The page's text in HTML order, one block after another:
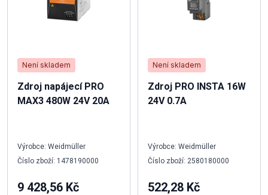
Není skladem
Zdroj napájecí PRO
MAX3 480W 24V 20A
Výrobce: Weidmüller
Číslo zboží: 1478190000
9 428,56 Kč
Není skladem
Zdroj PRO INSTA 16W
24V 0.7A
Výrobce: Weidmüller
Číslo zboží: 2580180000
522,28 Kč